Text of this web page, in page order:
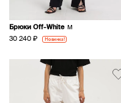
Брюки Off-White M
30 240 ₽ Новинка!